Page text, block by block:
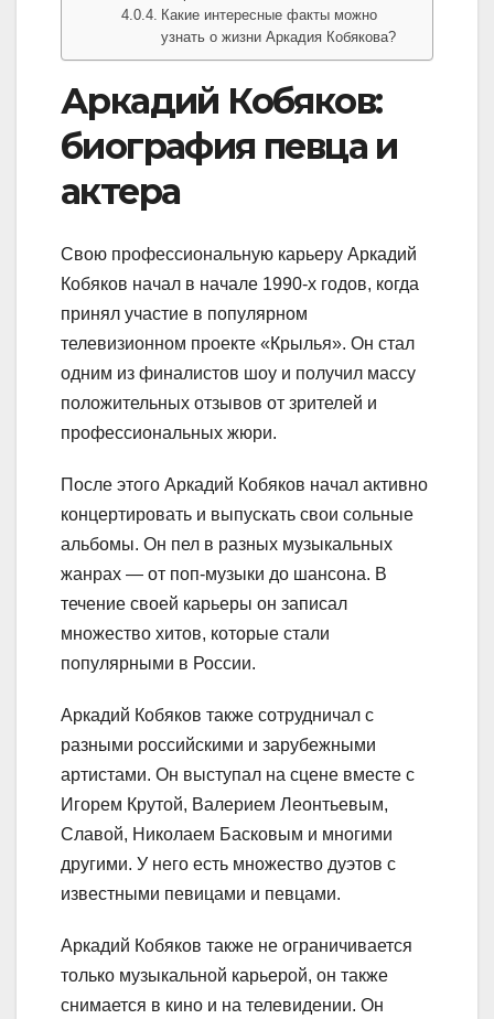
Какие интересные факты можно
узнать о жизни Аркадия Кобякова?
Аркадий Кобяков:
биография певца и
актера
Свою профессиональную карьеру Аркадий
Кобяков начал в начале 1990-х годов, когда
принял участие в популярном
телевизионном проекте «Крылья». Он стал
одним из финалистов шоу и получил массу
положительных отзывов от зрителей и
профессиональных жюри.
После этого Аркадий Кобяков начал активно
концертировать и выпускать свои сольные
альбомы. Он пел в разных музыкальных
жанрах — от поп-музыки до шансона. В
течение своей карьеры он записал
множество хитов, которые стали
популярными в России.
Аркадий Кобяков также сотрудничал с
разными российскими и зарубежными
артистами. Он выступал на сцене вместе с
Игорем Крутой, Валерием Леонтьевым,
Славой, Николаем Басковым и многими
другими. У него есть множество дуэтов с
известными певицами и певцами.
Аркадий Кобяков также не ограничивается
только музыкальной карьерой, он также
снимается в кино и на телевидении. Он